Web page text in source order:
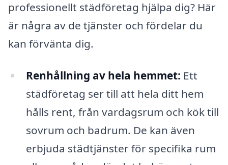
professionellt städföretag hjälpa dig? Här
är några av de tjänster och fördelar du
kan förvänta dig.
Renhållning av hela hemmet: Ett
städföretag ser till att hela ditt hem
hålls rent, från vardagsrum och kök till
sovrum och badrum. De kan även
erbjuda städtjänster för specifika rum